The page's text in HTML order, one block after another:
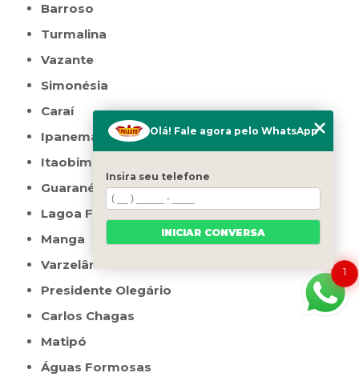
Barroso
Turmalina
Vazante
Simonésia
Caraí
Ipanema
Itaobim
Guaranésia
Lagoa Formosa
Manga
Varzelândia
Presidente Olegário
Carlos Chagas
Matipó
Águas Formosas
1
Olá! Fale agora pelo WhatsApp
Insira seu telefone
INICIAR CONVERSA